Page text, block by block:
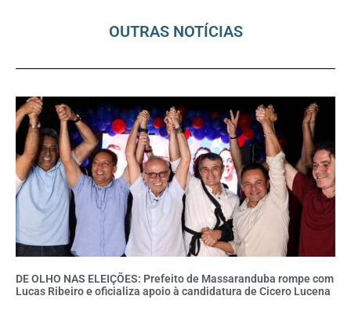
OUTRAS NOTÍCIAS
DE OLHO NAS ELEIÇÕES: Prefeito de Massaranduba rompe com
Lucas Ribeiro e oficializa apoio à candidatura de Cicero Lucena